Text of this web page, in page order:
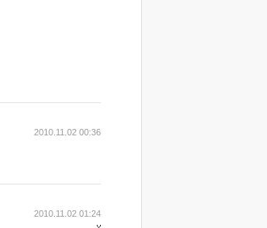
2010.11.02 00:36
2010.11.02 01:24